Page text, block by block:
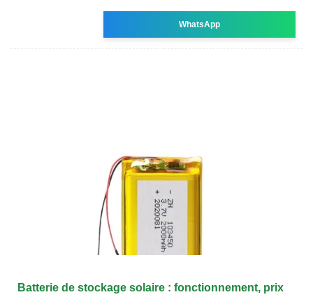
WhatsApp
Batterie de stockage solaire : fonctionnement, prix